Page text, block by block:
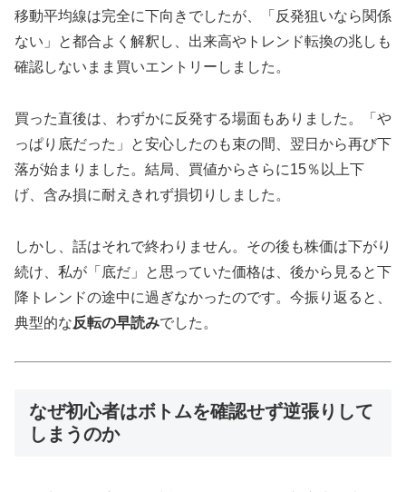
移動平均線は完全に下向きでしたが、「反発狙いなら関係
ない」と都合よく解釈し、出来高やトレンド転換の兆しも
確認しないまま買いエントリーしました。
買った直後は、わずかに反発する場面もありました。「や
っぱり底だった」と安心したのも束の間、翌日から再び下
落が始まりました。結局、買値からさらに15％以上下
げ、含み損に耐えきれず損切りしました。
しかし、話はそれで終わりません。その後も株価は下がり
続け、私が「底だ」と思っていた価格は、後から見ると下
降トレンドの途中に過ぎなかったのです。今振り返ると、
典型的な反転の早読みでした。
なぜ初心者はボトムを確認せず逆張りして
しまうのか